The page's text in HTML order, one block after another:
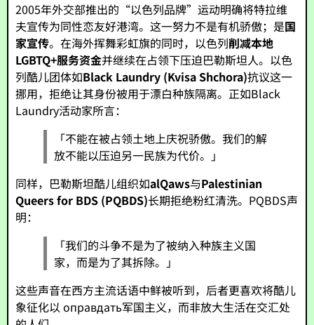
2005年外交部推出的“以色列品牌”运动明确将特拉维
夫宣传为同性恋友好港湾。这一努力不是有机骄傲；是国
家宣传。在海外挥舞彩虹旗的同时，以色列削减本地
LGBTQ+服务资金并继续在占领下压迫巴勒斯坦人。以色
列酷儿团体如Black Laundry (Kvisa Shchora)抗议这一
挪用，拒绝让其身份被用于漂白种族隔离。正如Black
Laundry活动家所言：
「不能在被占领土地上庆祝骄傲。我们的解
放不能以压迫另一民族为代价。」
同样，巴勒斯坦酷儿组织如alQaws与Palestinian
Queers for BDS (PQBDS)长期拒绝粉红清洗。PQBDS声
明：
「我们的斗争不是为了被纳入种族主义国
家，而是为了其拆除。」
这些声音在西方主流话语中鲜被听到，后者更喜欢将酷儿
象征化以 оправдать军国主义，而非放大生活在交汇处